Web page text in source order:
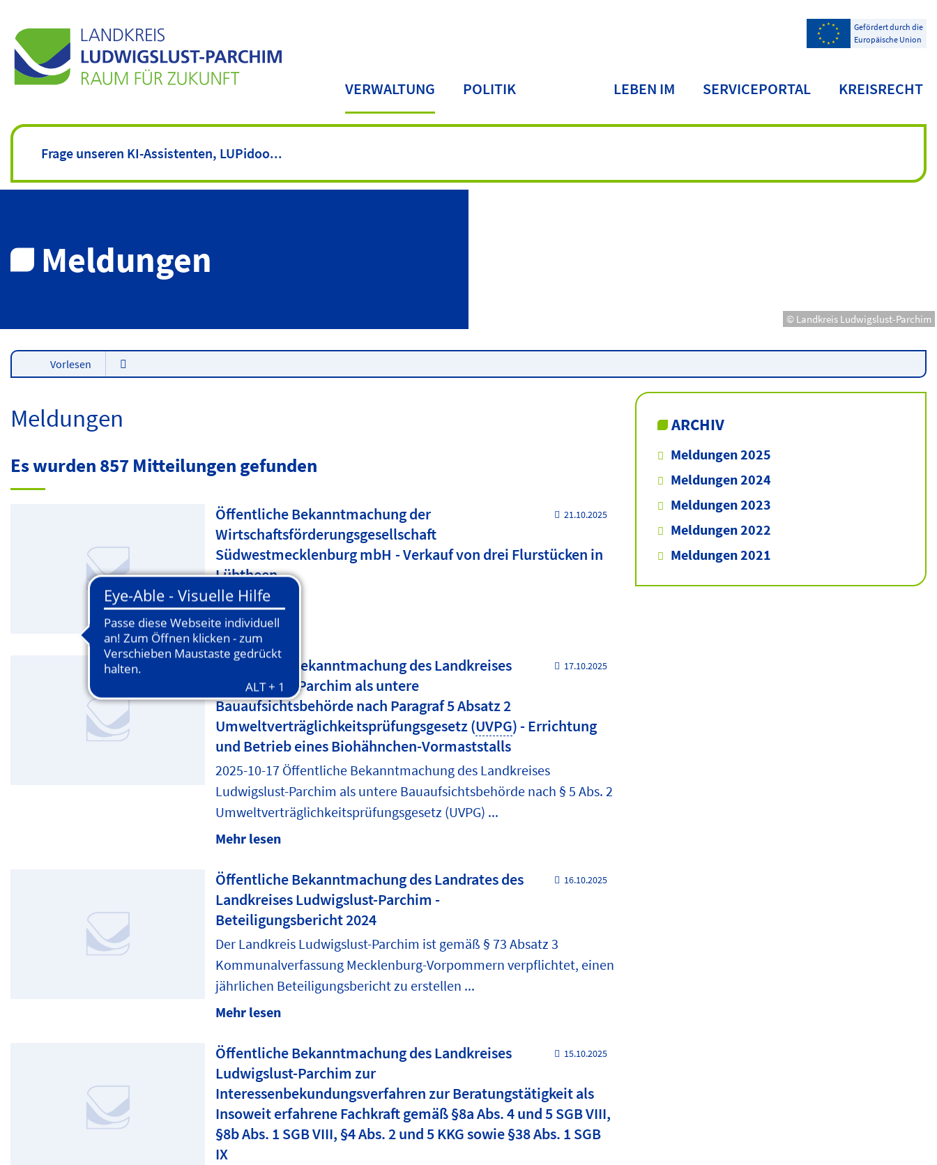
Gefördert durch die
Europäische Union
VERWALTUNG POLITIK LEBEN IM SERVICEPORTAL KREISRECHT
Meldungen
© Landkreis Ludwigslust-Parchim
Vorlesen
Meldungen
Es wurden 857 Mitteilungen gefunden
21.10.2025
Öffentliche Bekanntmachung der
Wirtschaftsförderungsgesellschaft
Südwestmecklenburg mbH - Verkauf von drei Flurstücken in
Lübtheen
Mehr lesen
17.10.2025
Öffentliche Bekanntmachung des Landkreises
Ludwigslust-Parchim als untere
Bauaufsichtsbehörde nach Paragraf 5 Absatz 2
Umweltverträglichkeitsprüfungsgesetz (UVPG) - Errichtung
und Betrieb eines Biohähnchen-Vormaststalls
2025-10-17 Öffentliche Bekanntmachung des Landkreises
Ludwigslust-Parchim als untere Bauaufsichtsbehörde nach § 5 Abs. 2
Umweltverträglichkeitsprüfungsgesetz (UVPG) ...
Mehr lesen
16.10.2025
Öffentliche Bekanntmachung des Landrates des
Landkreises Ludwigslust-Parchim -
Beteiligungsbericht 2024
Der Landkreis Ludwigslust-Parchim ist gemäß § 73 Absatz 3
Kommunalverfassung Mecklenburg-Vorpommern verpflichtet, einen
jährlichen Beteiligungsbericht zu erstellen ...
Mehr lesen
15.10.2025
Öffentliche Bekanntmachung des Landkreises
Ludwigslust-Parchim zur
Interessenbekundungsverfahren zur Beratungstätigkeit als
Insoweit erfahrene Fachkraft gemäß §8a Abs. 4 und 5 SGB VIII,
§8b Abs. 1 SGB VIII, §4 Abs. 2 und 5 KKG sowie §38 Abs. 1 SGB
IX
ARCHIV
Meldungen 2025
Meldungen 2024
Meldungen 2023
Meldungen 2022
Meldungen 2021